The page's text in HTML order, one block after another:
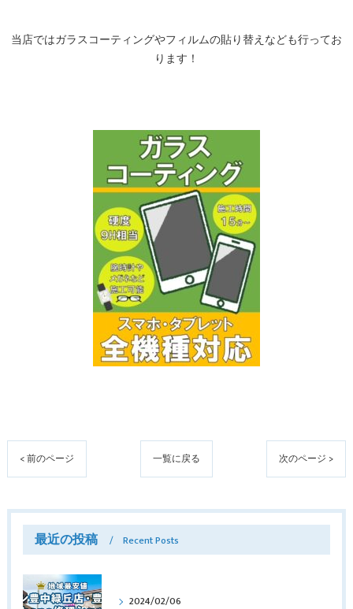
当店ではガラスコーティングやフィルムの貼り替えなども行ってお
ります！
< 前のページ 一覧に戻る 次のページ >
最近の投稿 Recent Posts
2024/02/06